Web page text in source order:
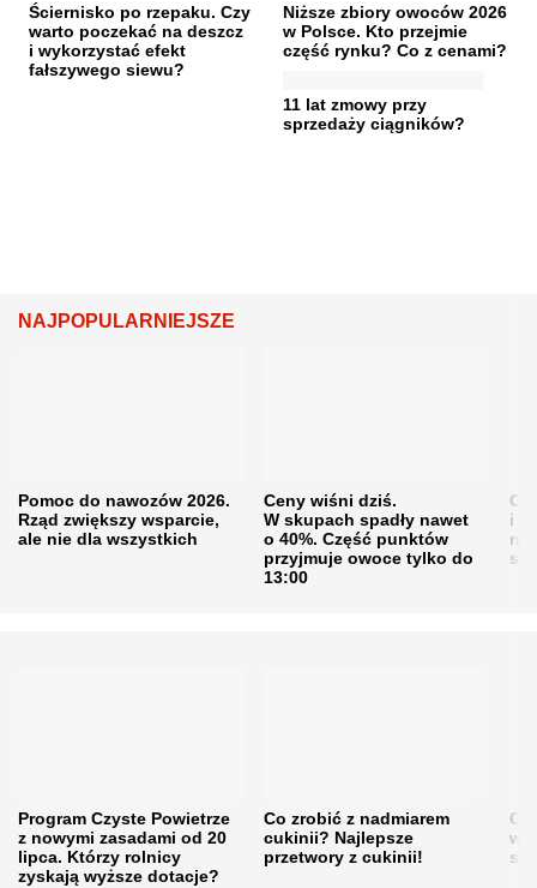
Ściernisko po rzepaku. Czy
warto poczekać na deszcz
i wykorzystać efekt
fałszywego siewu?
Niższe zbiory owoców 2026
w Polsce. Kto przejmie
część rynku? Co z cenami?
11 lat zmowy przy
sprzedaży ciągników?
NAJPOPULARNIEJSZE
Pomoc do nawozów 2026.
Rząd zwiększy wsparcie,
ale nie dla wszystkich
Ceny wiśni dziś.
W skupach spadły nawet
o 40%. Część punktów
przyjmuje owoce tylko do
13:00
i
Program Czyste Powietrze
z nowymi zasadami od 20
lipca. Którzy rolnicy
zyskają wyższe dotacje?
Co zrobić z nadmiarem
cukinii? Najlepsze
przetwory z cukinii!
w